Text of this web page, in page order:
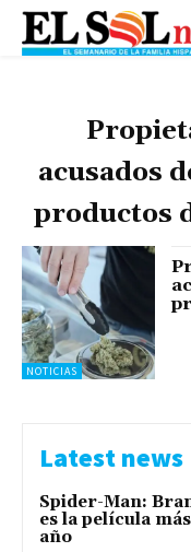
acusados
productos
NOTICIAS
Latest news
Spider-Man:
es la película
año